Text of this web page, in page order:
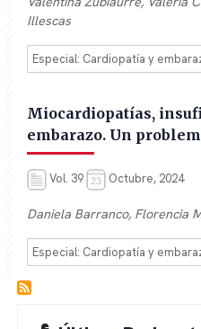
Illescas
Especial: Cardiopatía y
Miocardiopatías,
embarazo. Un
Vol. 39 Octubre, 2024
Daniela Barranco, Florencia
Especial: Cardiopatía y